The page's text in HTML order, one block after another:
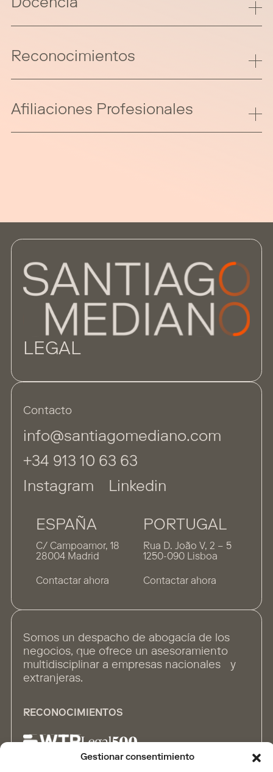
Gestionar consentimiento
Docencia
Reconocimientos
Afiliaciones Profesionales
Contacto
info@santiagomediano.com
+34 913 10 63 63
Instagram
Linkedin
ESPAÑA
C/ Campoamor, 18
28004 Madrid
Contactar ahora
PORTUGAL
Rua D. João V, 2 – 5
1250-090 Lisboa
Contactar ahora
LEGAL
Somos un despacho de abogacía de los
negocios, que ofrece un asesoramiento
multidisciplinar a empresas nacionales y
extranjeras.
RECONOCIMIENTOS